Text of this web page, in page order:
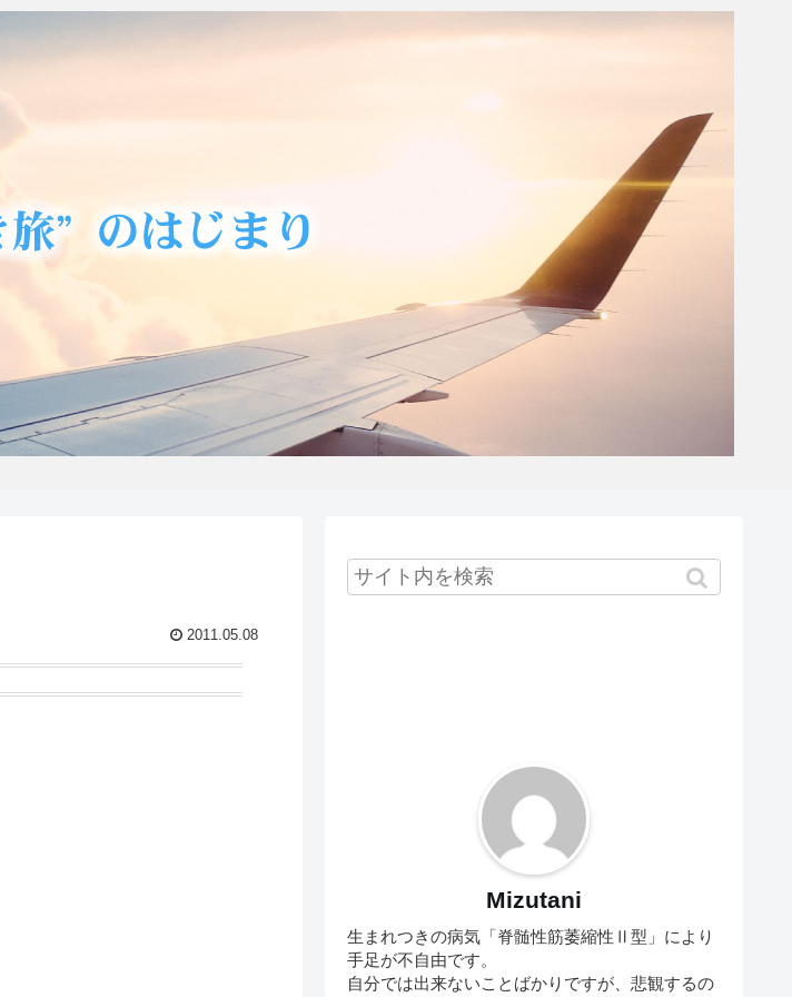
2011.05.08
Mizutani
生まれつきの病気「脊髄性筋萎縮性Ⅱ型」により
手足が不自由です。
自分では出来ないことばかりですが、悲観するの